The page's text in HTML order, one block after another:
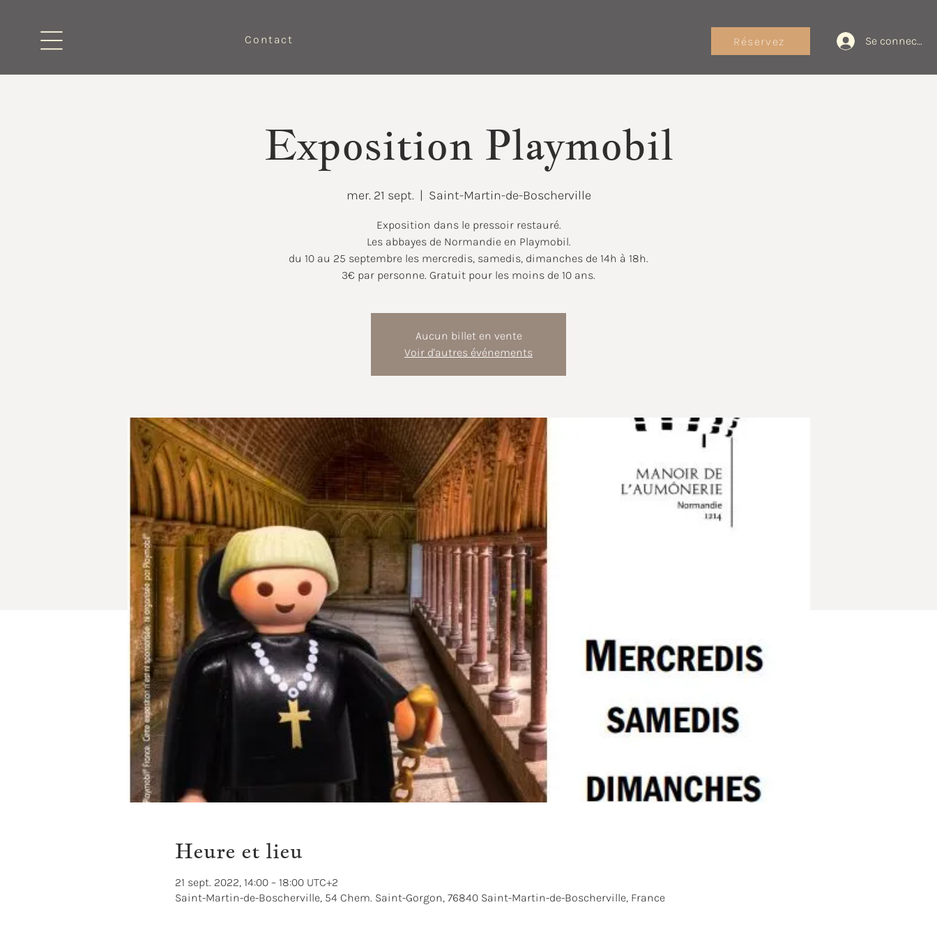
Contact Réservez Se connecter
Exposition Playmobil
mer. 21 sept.
  |
Saint-Martin-de-Boscherville
Exposition dans le pressoir restauré.
Les abbayes de Normandie en Playmobil.
du 10 au 25 septembre les mercredis, samedis, dimanches de 14h à 18h.
3€ par personne. Gratuit pour les moins de 10 ans.
Aucun billet en vente
Voir d'autres événements
Heure et lieu
21 sept. 2022, 14:00 – 18:00 UTC+2
Saint-Martin-de-Boscherville, 54 Chem. Saint-Gorgon, 76840 Saint-Martin-de-Boscherville, France